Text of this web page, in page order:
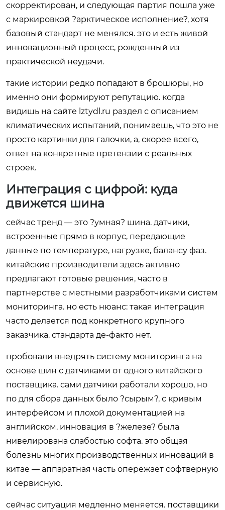
скорректирован, и следующая партия пошла уже
с маркировкой ?арктическое исполнение?, хотя
базовый стандарт не менялся. это и есть живой
инновационный процесс, рожденный из
практической неудачи.
такие истории редко попадают в брошюры, но
именно они формируют репутацию. когда
видишь на сайте lztydl.ru раздел с описанием
климатических испытаний, понимаешь, что это не
просто картинки для галочки, а, скорее всего,
ответ на конкретные претензии с реальных
строек.
Интеграция с цифрой: куда
движется шина
сейчас тренд — это ?умная? шина. датчики,
встроенные прямо в корпус, передающие
данные по температуре, нагрузке, балансу фаз.
китайские производители здесь активно
предлагают готовые решения, часто в
партнерстве с местными разработчиками систем
мониторинга. но есть нюанс: такая интеграция
часто делается под конкретного крупного
заказчика. стандарта де-факто нет.
пробовали внедрять систему мониторинга на
основе шин с датчиками от одного китайского
поставщика. сами датчики работали хорошо, но
по для сбора данных было ?сырым?, с кривым
интерфейсом и плохой документацией на
английском. инновация в ?железе? была
нивелирована слабостью софта. это общая
болезнь многих производственных инноваций в
китае — аппаратная часть опережает софтверную
и сервисную.
сейчас ситуация медленно меняется. поставщики